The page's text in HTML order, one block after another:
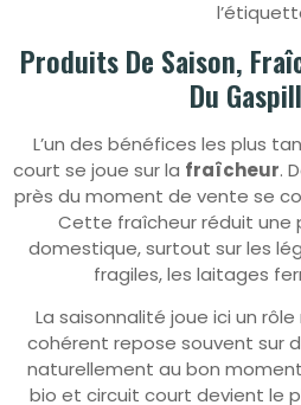
Produits De Saison,
Du
L’un des bénéfices les plus
court se joue sur la fraîcheur.
près du moment de vente se
Cette fraîcheur réduit une
domestique, surtout sur les
fragiles, les laitages
La saisonnalité joue ici un
cohérent repose souvent sur
naturellement au bon
bio et circuit court devient le